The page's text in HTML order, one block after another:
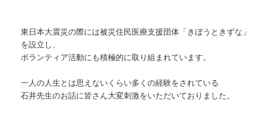
東日本大震災の際には被災住民医療支援団体「きぼうときずな」
を設立し、
ボランティア活動にも積極的に取り組まれています。
一人の人生とは思えないくらい多くの経験をされている
石井先生のお話に皆さん大変刺激をいただいておりました。